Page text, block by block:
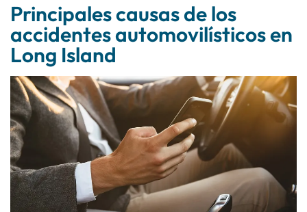
Principales causas de los
accidentes automovilísticos en
Long Island